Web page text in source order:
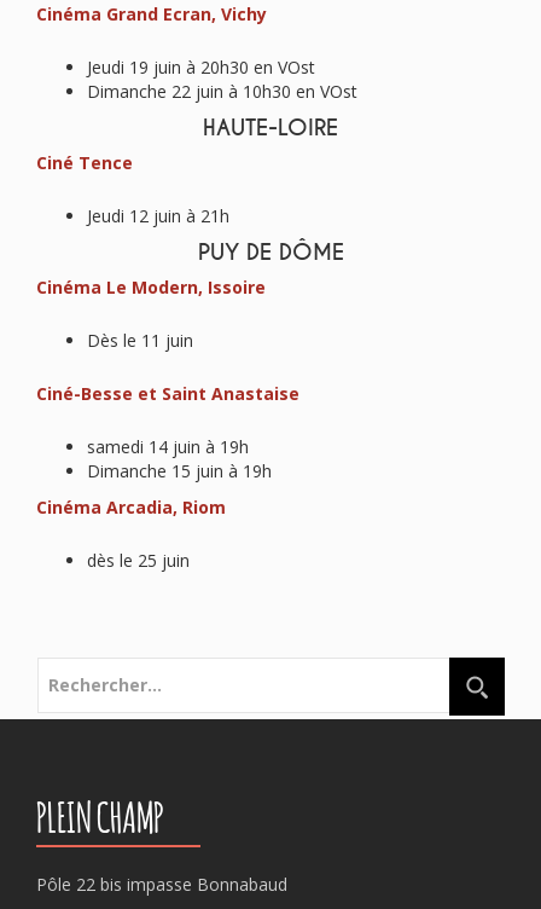
Cinéma Grand Ecran, Vichy
Jeudi 19 juin à 20h30 en VOst
Dimanche 22 juin à 10h30 en VOst
HAUTE-LOIRE
Ciné Tence
Jeudi 12 juin à 21h
PUY DE DÔME
Cinéma Le Modern, Issoire
Dès le 11 juin
Ciné-Besse et Saint Anastaise
samedi 14 juin à 19h
Dimanche 15 juin à 19h
Cinéma Arcadia, Riom
dès le 25 juin
PLEIN CHAMP
Pôle 22 bis impasse Bonnabaud